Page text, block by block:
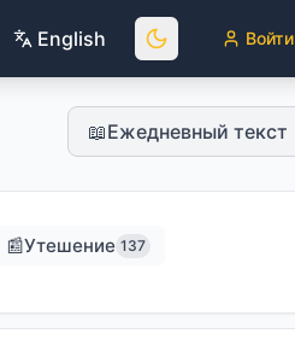
English Войти
📖Ежедневный текст
📰Утешение 137